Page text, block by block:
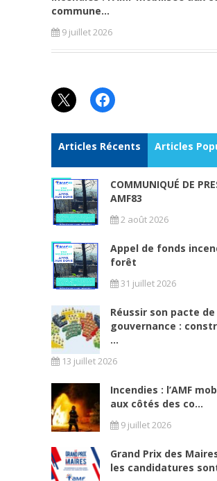
commune...
9 juillet 2026
X Facebook
Articles Récents Articles
COMMUNIQUÉ DE
AMF83
2 août 2026
Appel de fonds
forêt
31 juillet 2026
Réussir son pacte de
gouvernance :
...
13 juillet 2026
Incendies : l’AMF
aux côtés des co...
9 juillet 2026
Grand Prix des
les candidatures